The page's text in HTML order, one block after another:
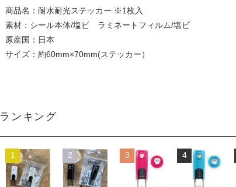
商品名：耐水耐光ステッカー ※1枚入
素材：シール本体/塩ビ ラミネートフィルム/塩ビ
原産国：日本
サイズ：約60mm×70mm(ステッカー）
ランキング
1 2 3 4